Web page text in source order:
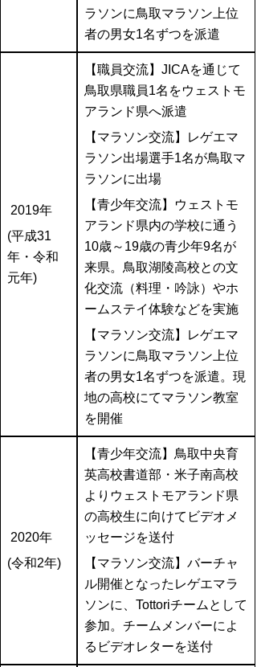
ラソンに鳥取マラソン上位
者の男女1名ずつを派遣
2019年
(平成31
年・令和
元年)
【職員交流】JICAを通じて
鳥取県職員1名をウェストモ
アランド県へ派遣
【マラソン交流】レゲエマ
ラソン出場選手1名が鳥取マ
ラソンに出場
【青少年交流】ウェストモ
アランド県内の学校に通う
10歳～19歳の青少年9名が
来県。鳥取湖陵高校との文
化交流（料理・吟詠）やホ
ームステイ体験などを実施
【マラソン交流】レゲエマ
ラソンに鳥取マラソン上位
者の男女1名ずつを派遣。現
地の高校にてマラソン教室
を開催
2020年
(令和2年)
【青少年交流】鳥取中央育
英高校書道部・米子南高校
よりウェストモアランド県
の高校生に向けてビデオメ
ッセージを送付
【マラソン交流】バーチャ
ル開催となったレゲエマラ
ソンに、Tottoriチームとして
参加。チームメンバーによ
るビデオレターを送付